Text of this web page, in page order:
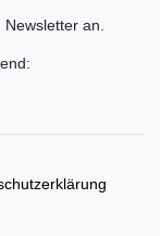
an.